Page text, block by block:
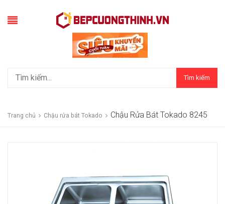
Tìm kiếm
Trang chủ Chậu rửa bát Tokado Chậu Rửa Bát Tokado 8245